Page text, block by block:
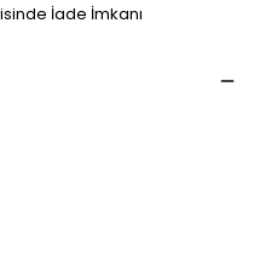
İade İmkanı